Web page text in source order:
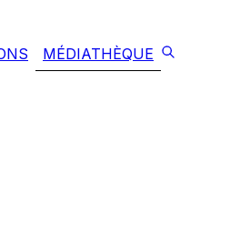
MÉDIATHÈQUE